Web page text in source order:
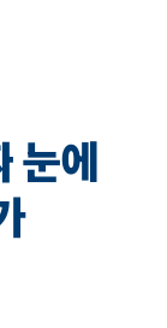
눈에